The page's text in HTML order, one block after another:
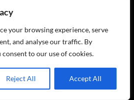
your browsing experience, serve
and analyse our traffic. By
to our use of cookies.
Reject All Accept All
asbest in speelzand voor kinderen